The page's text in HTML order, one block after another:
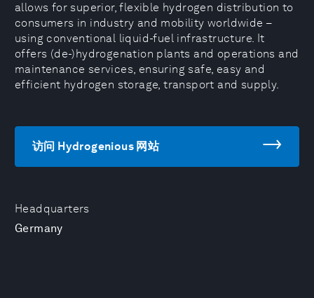
Headquarters
Germany
allows for superior, flexible hydrogen distribution to
consumers in industry and mobility worldwide –
using conventional liquid-fuel infrastructure. It
offers (de-)hydrogenation plants and operations and
maintenance services, ensuring safe, easy and
efficient hydrogen storage, transport and supply.
访问 Hydrogenious 网站